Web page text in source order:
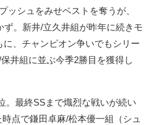
ッシュをみせベストを奪うが、
ず。新井/立久井組が昨年に続きモ
、チャンピオン争いでもシリー
井組に並ぶ今季2勝目を獲得し
最終SSまで熾烈な戦いが続い
点で鎌田卓麻/松本優一組（シュ